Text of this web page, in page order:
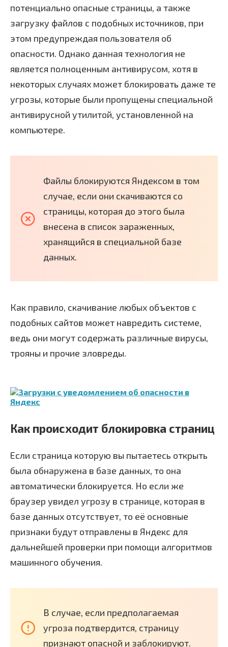
потенциально опасные страницы, а также
загрузку файлов с подобных источников, при
этом предупреждая пользователя об
опасности. Однако данная технология не
является полноценным антивирусом, хотя в
некоторых случаях может блокировать даже те
угрозы, которые были пропущены специальной
антивирусной утилитой, установленной на
компьютере.
Файлы блокируются Яндексом в том
случае, если они скачиваются со
страницы, которая до этого была
внесена в список зараженных,
хранящийся в специальной базе
данных.
Как правило, скачивание любых объектов с
подобных сайтов может навредить системе,
ведь они могут содержать различные вирусы,
трояны и прочие зловреды.
Как происходит блокировка страниц
Если страница которую вы пытаетесь открыть
была обнаружена в базе данных, то она
автоматически блокируется. Но если же
браузер увидел угрозу в странице, которая в
базе данных отсутствует, то её основные
признаки будут отправлены в Яндекс для
дальнейшей проверки при помощи алгоритмов
машинного обучения.
В случае, если предполагаемая
угроза подтвердится, страницу
признают опасной и заблокируют.